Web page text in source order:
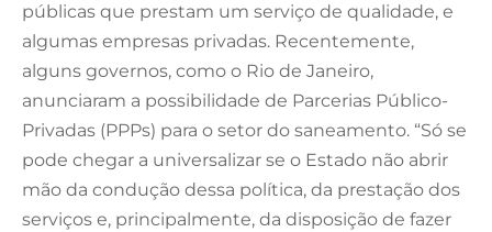
públicas que prestam um serviço de qualidade, e
algumas empresas privadas. Recentemente,
alguns governos, como o Rio de Janeiro,
anunciaram a possibilidade de Parcerias Público-
Privadas (PPPs) para o setor do saneamento. “Só se
pode chegar a universalizar se o Estado não abrir
mão da condução dessa política, da prestação dos
serviços e, principalmente, da disposição de fazer